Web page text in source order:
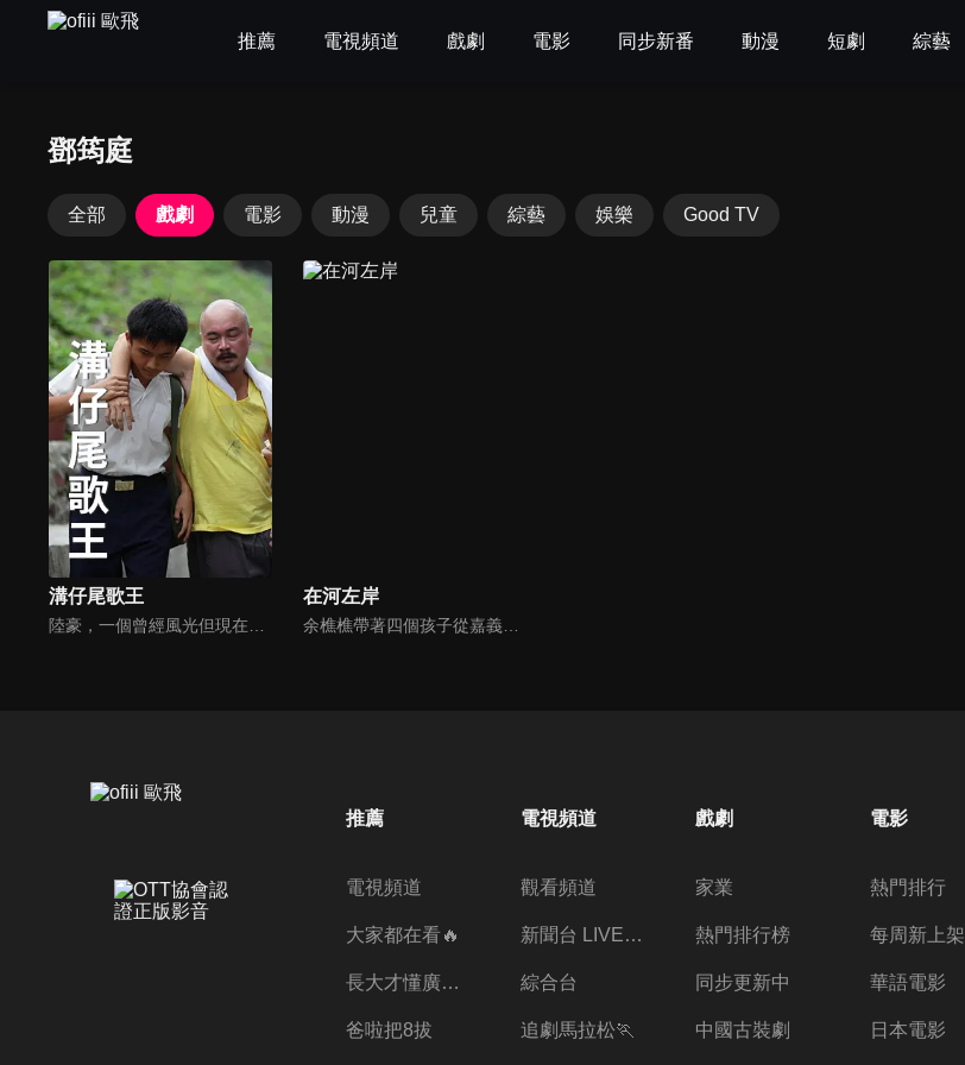
推薦 電視頻道 戲劇 電影 同步新番 動漫 短劇 綜藝
鄧筠庭
全部 戲劇 電影 動漫 兒童 綜藝 娛樂 Good TV
溝仔尾歌王 在河左岸
推薦
電視頻道
大家都在看🔥
長大才懂廣志的偉大
爸啦把8拔
電視頻道
觀看頻道
新聞台 LIVE 直播
綜合台
追劇馬拉松🏃
戲劇
家業
熱門排行榜
同步更新中
中國古裝劇
電影
熱門排行
每周新上架
華語電影
日本電影